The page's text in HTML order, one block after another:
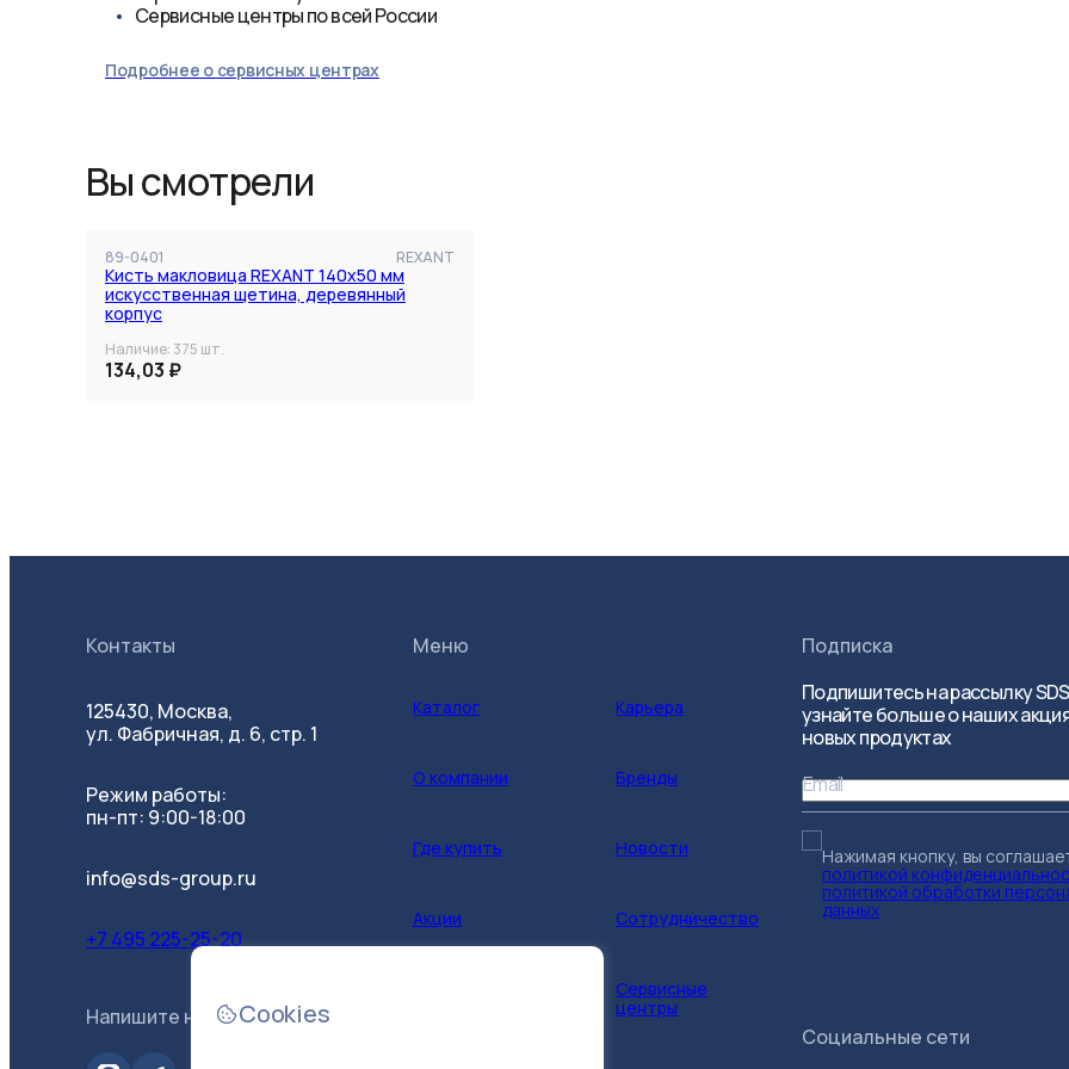
Сервисные центры по всей России
Подробнее о сервисных центрах
Вы смотрели
89-0401 REXANT
Кисть макловица REXANT 140x50 мм
искусственная щетина, деревянный
корпус
Наличие: 375 шт.
134,03 ₽
Контакты
125430, Москва,
ул. Фабричная, д. 6, стр. 1
Режим работы:
пн-пт: 9:00-18:00
info@sds-group.ru
+7 495 225-25-20
Напишите нам
Меню
Каталог Карьера
О компании Бренды
Где купить Новости
Акции Сотрудничество
Сервисные
центры
Подписка
Подпишитесь на рассылку
узнайте больше о наших
новых продуктах
Email
Нажимая кнопку, вы
политикой
политикой обработки
данных
Социальные сети
Cookies